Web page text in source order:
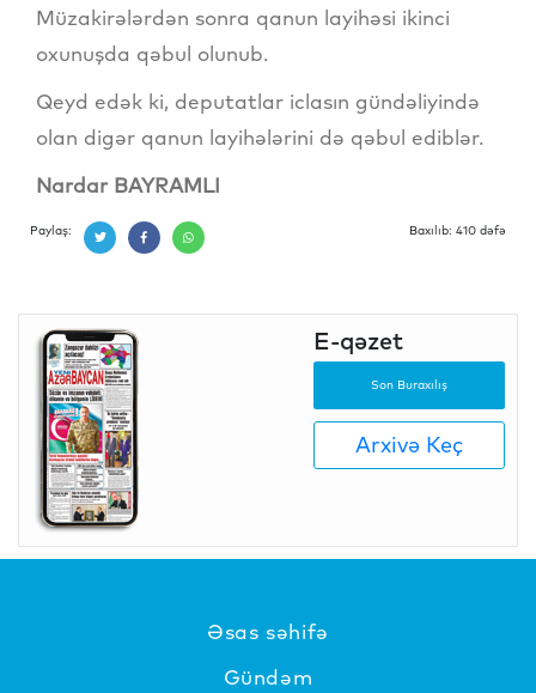
Müzakirələrdən sonra qanun layihəsi ikinci
oxunuşda qəbul olunub.
Qeyd edək ki, deputatlar iclasın gündəliyində
olan digər qanun layihələrini də qəbul ediblər.
Nardar BAYRAMLI
Paylaş: Baxılıb: 410 dəfə
E-qəzet
Son Buraxılış
Arxivə Keç
Əsas səhifə
Gündəm